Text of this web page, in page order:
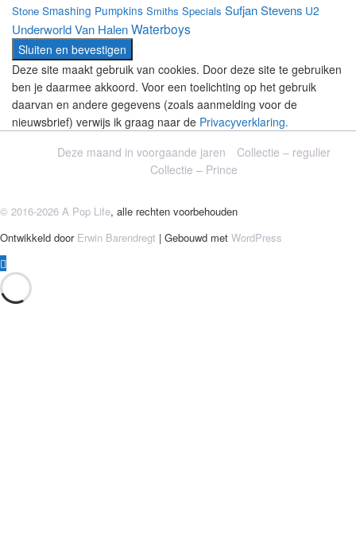
Stone Smashing Pumpkins Smiths Specials Sufjan Stevens U2
UnderworldVan HalenWaterboys
Deze site maakt gebruik van cookies. Door deze site te gebruiken
ben je daarmee akkoord. Voor een toelichting op het gebruik
daarvan en andere gegevens (zoals aanmelding voor de
nieuwsbrief) verwijs ik graag naar de Privacyverklaring.
Deze maand in voorgaande jaren
Collectie – regulier
Collectie – Prince
© 2016-2026 A Pop Life, alle rechten voorbehouden
Ontwikkeld door Erwin Barendregt | Gebouwd met WordPress